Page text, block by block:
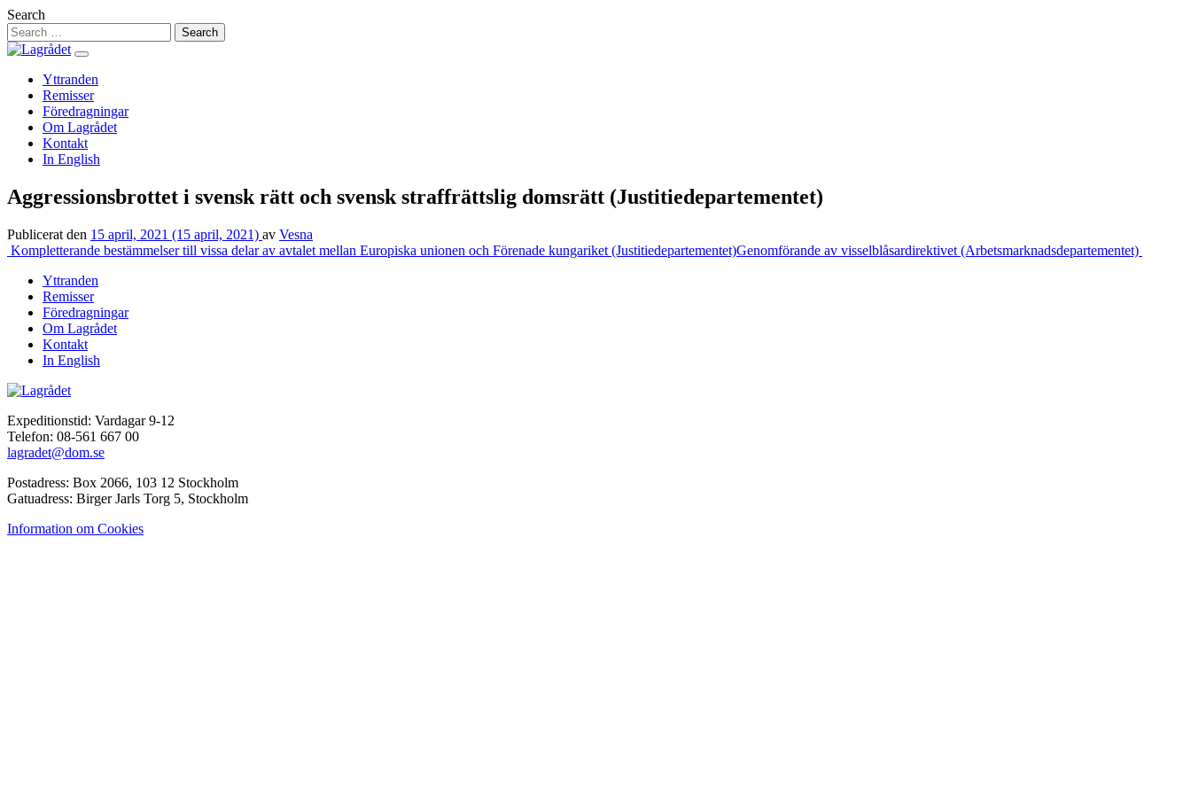
Hoppa
till
innehåll
Search
Yttranden
Remisser
Föredragningar
Om Lagrådet
Kontakt
In English
Aggressionsbrottet i svensk rätt och svensk straffrättslig domsrätt (Justitiedepartementet)
Publicerat den 15 april, 2021 (15 april, 2021) av Vesna
Inläggsnavigering
Kompletterande bestämmelser till vissa delar av avtalet mellan Europiska unionen och Förenade kungariket (Justitiedepartementet)Genomförande av visselblåsardirektivet (Arbetsmarknadsdepartementet)
Yttranden
Remisser
Föredragningar
Om Lagrådet
Kontakt
In English
Expeditionstid: Vardagar 9-12
Telefon: 08-561 667 00
lagradet@dom.se
Postadress: Box 2066, 103 12 Stockholm
Gatuadress: Birger Jarls Torg 5, Stockholm
Information om Cookies